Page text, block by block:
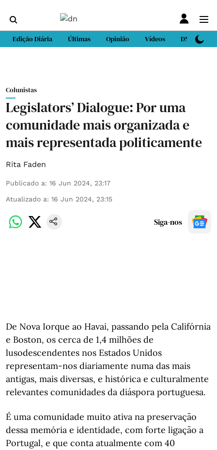
Edição Diária Últimas Opinião Vídeos DN Sport
Colunistas
Legislators’ Dialogue: Por uma
comunidade mais organizada e
mais representada politicamente
Rita Faden
Publicado a: 16 Jun 2024, 23:17
Atualizado a: 16 Jun 2024, 23:15
Siga-nos
De Nova Iorque ao Havai, passando pela Califórnia
e Boston, os cerca de 1,4 milhões de
lusodescendentes nos Estados Unidos
representam-nos diariamente numa das mais
antigas, mais diversas, e histórica e culturalmente
relevantes comunidades da diáspora portuguesa.
É uma comunidade muito ativa na preservação
dessa memória e identidade, com forte ligação a
Portugal, e que conta atualmente com 40